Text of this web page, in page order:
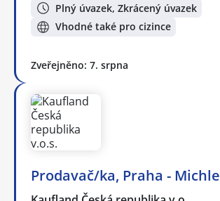
Plný úvazek, Zkrácený úvazek
Vhodné také pro cizince
Zveřejněno: 7. srpna
Prodavač/ka, Praha - Michle